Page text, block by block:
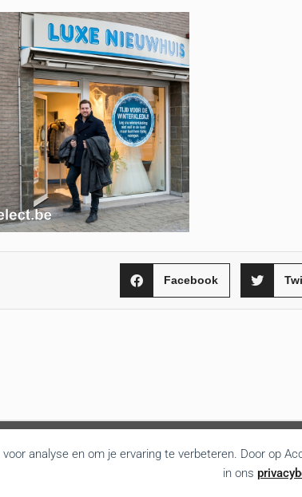
analyse en om je ervaring te verbeteren. Door op
in ons
Facebook